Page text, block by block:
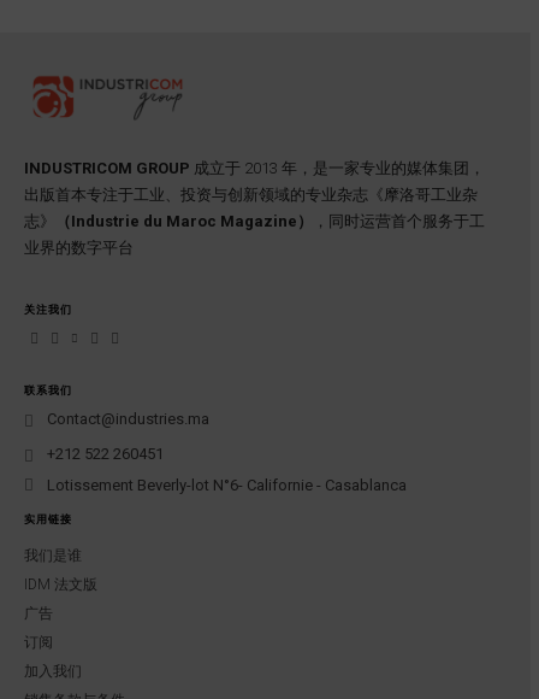
INDUSTRICOM GROUP 成立于 2013 年，是一家专业的媒体集团，
出版首本专注于工业、投资与创新领域的专业杂志《摩洛哥工业杂
志》
（Industrie du Maroc Magazine）
，同时运营首个服务于工
业界的数字平台
关注我们
联系我们
Contact@industries.ma
+212 522 260451
Lotissement Beverly-lot N°6- Californie - Casablanca
实用链接
我们是谁
IDM 法文版
广告
订阅
加入我们